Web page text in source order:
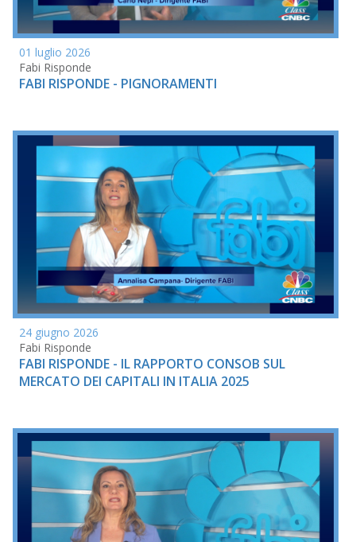
01 luglio 2026
Fabi Risponde
FABI RISPONDE - PIGNORAMENTI
24 giugno 2026
Fabi Risponde
FABI RISPONDE - IL RAPPORTO CONSOB SUL
MERCATO DEI CAPITALI IN ITALIA 2025